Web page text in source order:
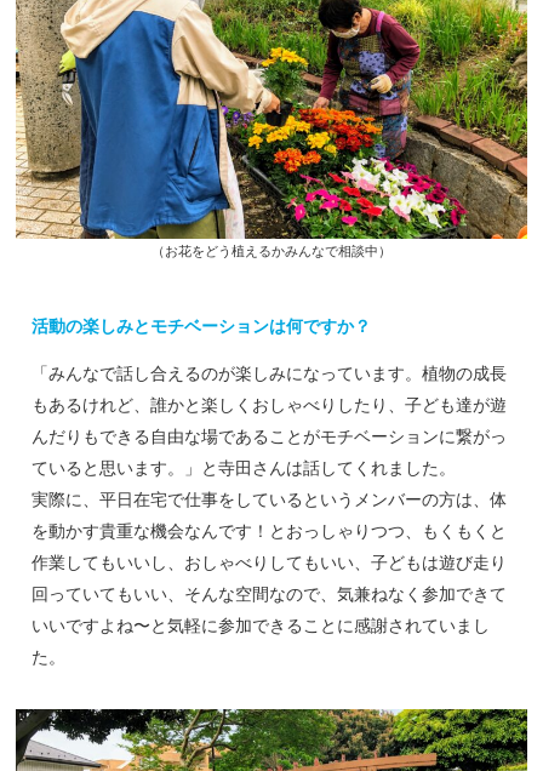
（お花をどう植えるかみんなで相談中）
活動の楽しみとモチベーションは何ですか？
「みんなで話し合えるのが楽しみになっています。植物の成長
もあるけれど、誰かと楽しくおしゃべりしたり、子ども達が遊
んだりもできる自由な場であることがモチベーションに繋がっ
ていると思います。」と寺田さんは話してくれました。
実際に、平日在宅で仕事をしているというメンバーの方は、体
を動かす貴重な機会なんです！とおっしゃりつつ、もくもくと
作業してもいいし、おしゃべりしてもいい、子どもは遊び走り
回っていてもいい、そんな空間なので、気兼ねなく参加できて
いいですよね〜と気軽に参加できることに感謝されていまし
た。